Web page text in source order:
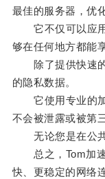
最佳的服务器，优
它不仅可以应用
够在任何地方都能
除了提供快速的
的隐私数据。
它使用专业的加
不会被泄露或被第
无论您是在公共
总之，Tom加速
快、更稳定的网络